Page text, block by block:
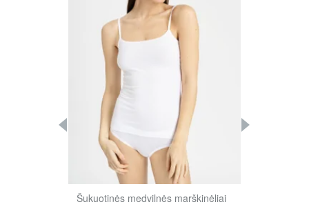
Šukuotinės medvilnės marškinėliai